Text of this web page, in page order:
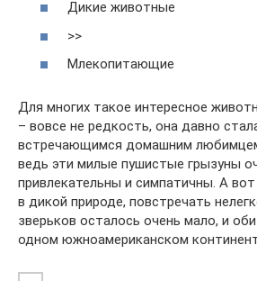
Дикие животные
>>
Млекопитающие
Для многих такое интересное
– вовсе не редкость, она давно
встречающимся домашним
ведь эти милые пушистые грызуны
привлекательны и симпатичны. А
в дикой природе, повстречать
зверьков осталось очень мало, и
одном южноамериканском